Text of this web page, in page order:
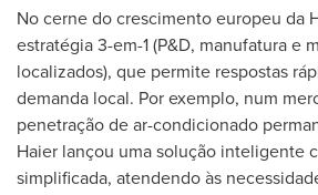
No cerne do crescimento europeu da
estratégia 3-em-1 (P&D, manufatura e
localizados), que permite respostas
demanda local. Por exemplo, num
penetração de ar-condicionado
Haier lançou uma solução inteligente
simplificada, atendendo às